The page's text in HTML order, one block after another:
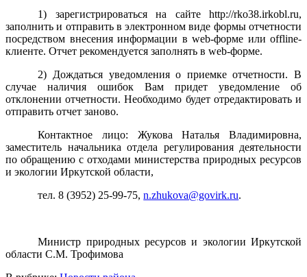
1) зарегистрироваться на сайте http://rko38.irkobl.ru,
заполнить и отправить в электронном виде формы отчетности
посредством внесения информации в web-форме или offline-
клиенте. Отчет рекомендуется заполнять в web-форме.
2) Дождаться уведомления о приемке отчетности. В
случае наличия ошибок Вам придет уведомление об
отклонении отчетности. Необходимо будет отредактировать и
отправить отчет заново.
Контактное лицо: Жукова Наталья Владимировна,
заместитель начальника отдела регулирования деятельности
по обращению с отходами министерства природных ресурсов
и экологии Иркутской области,
тел. 8 (3952) 25-99-75,n.zhukova@govirk.ru.
Министр природных ресурсов и экологии Иркутской
области С.М. Трофимова